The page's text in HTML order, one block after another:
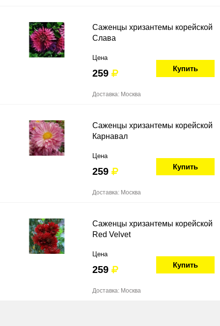
Саженцы хризантемы корейской
Слава
Цена
259 Купить
Доставка: Москва
Саженцы хризантемы корейской
Карнавал
Цена
259 Купить
Доставка: Москва
Саженцы хризантемы корейской
Red Velvet
Цена
259 Купить
Доставка: Москва